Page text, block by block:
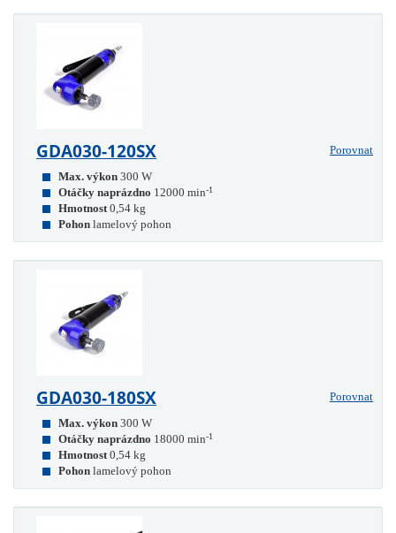
GDA030-120SX
Porovnat
Max. výkon 300 W
Otáčky naprázdno 12000 min-1
Hmotnost 0,54 kg
Pohon lamelový pohon
GDA030-180SX
Porovnat
Max. výkon 300 W
Otáčky naprázdno 18000 min-1
Hmotnost 0,54 kg
Pohon lamelový pohon